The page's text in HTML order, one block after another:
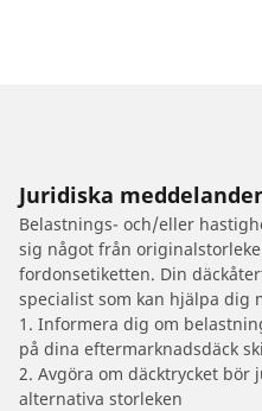
Juridiska
Belastnings- och/eller
sig något från
fordonsetiketten. Din
specialist som kan hjälpa dig
1. Informera dig om
på dina eftermarknadsdäck
2. Avgöra om däcktrycket bör
alternativa storleken